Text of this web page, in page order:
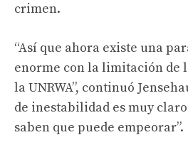
crimen.
“Así que ahora existe una
enorme con la limitación de
la UNRWA”, continuó
de inestabilidad es muy
saben que puede empeorar”.